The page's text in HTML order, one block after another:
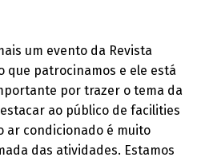
um evento da Revista
que patrocinamos e ele está
por trazer o tema da
ao público de facilities
ar condicionado é muito
das atividades. Estamos